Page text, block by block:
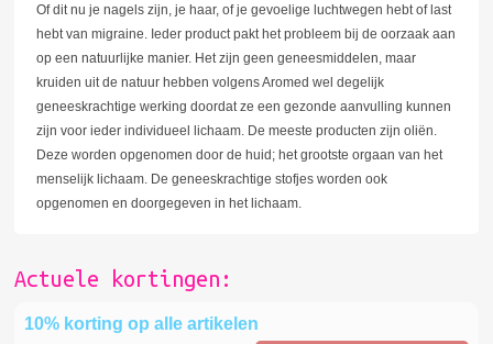
Of dit nu je nagels zijn, je haar, of je gevoelige luchtwegen hebt of last
hebt van migraine. Ieder product pakt het probleem bij de oorzaak aan
op een natuurlijke manier. Het zijn geen geneesmiddelen, maar
kruiden uit de natuur hebben volgens Aromed wel degelijk
geneeskrachtige werking doordat ze een gezonde aanvulling kunnen
zijn voor ieder individueel lichaam. De meeste producten zijn oliën.
Deze worden opgenomen door de huid; het grootste orgaan van het
menselijk lichaam. De geneeskrachtige stofjes worden ook
opgenomen en doorgegeven in het lichaam.
Actuele kortingen:
10% korting op alle artikelen